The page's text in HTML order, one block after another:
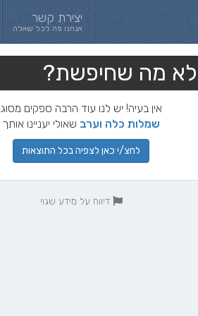
יצירת קשר
אנחנו פה לכל שאלה
לא מה שחיפשת?
אין בעיה! יש לנו עוד הרבה ספקים מסוג
שמלות כלה וערב שאולי יעניינו אותך
לחצ/י כאן לצפיה בכל התוצאות
דיווח על מידע שגוי